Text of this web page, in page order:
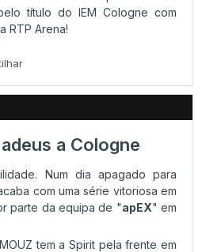
pé direito
na Upper
título do IEM Cologne com
RTP Arena!
a Cologne
Num dia apagado para
com uma série vitoriosa em
parte da equipa de "apEX" em
tem a Spirit pela frente em